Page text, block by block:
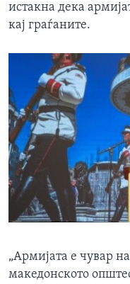
истакна дека
кај граѓаните.
„Армијата е чувар
македонското